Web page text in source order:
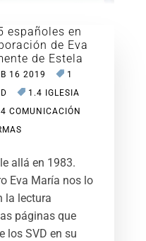
españoles en
de Eva
de Estela
16 2019
1
1.4 IGLESIA
4 COMUNICACIÓN
allá en 1983.
Eva María nos lo
la lectura
páginas que
los SVD en su